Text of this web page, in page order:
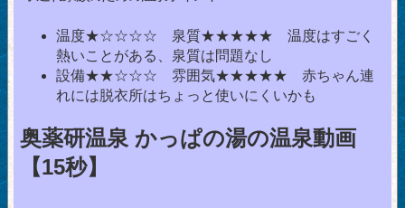
温度★☆☆☆☆ 泉質★★★★★ 温度はすごく
熱いことがある、泉質は問題なし
設備★★☆☆☆ 雰囲気★★★★★ 赤ちゃん連
れには脱衣所はちょっと使いにくいかも
奥薬研温泉 かっぱの湯の温泉動画
【15秒】